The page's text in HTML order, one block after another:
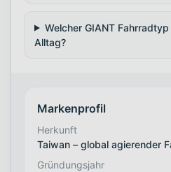
Welcher GIANT
Alltag?
Markenprofil
Herkunft
Taiwan – global agierender
Gründungsjahr